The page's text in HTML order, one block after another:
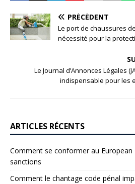
PRÉCÉDENT
Le port de chaussures
nécessité pour la
Le Journal d’Annonces Légales
indispensable pour les
ARTICLES RÉCENTS
Comment se conformer au European
sanctions
Comment le chantage code pénal